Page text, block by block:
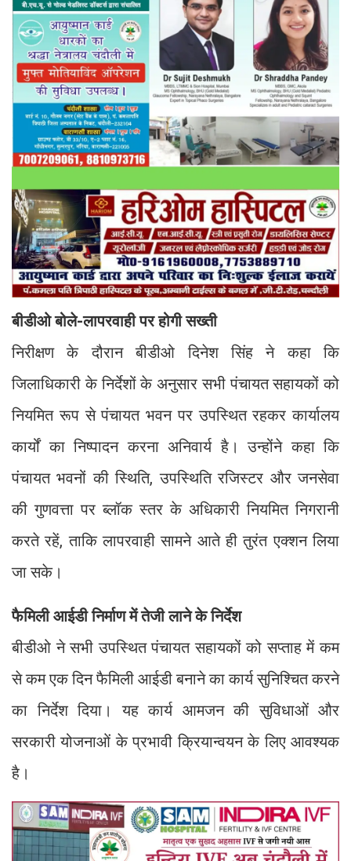
बीडीओ बोले-लापरवाही पर होगी सख्ती
निरीक्षण के दौरान बीडीओ दिनेश सिंह ने कहा कि
जिलाधिकारी के निर्देशों के अनुसार सभी पंचायत सहायकों को
नियमित रूप से पंचायत भवन पर उपस्थित रहकर कार्यालय
कार्यों का निष्पादन करना अनिवार्य है। उन्होंने कहा कि
पंचायत भवनों की स्थिति, उपस्थिति रजिस्टर और जनसेवा
की गुणवत्ता पर ब्लॉक स्तर के अधिकारी नियमित निगरानी
करते रहें, ताकि लापरवाही सामने आते ही तुरंत एक्शन लिया
जा सके।
फैमिली आईडी निर्माण में तेजी लाने के निर्देश
बीडीओ ने सभी उपस्थित पंचायत सहायकों को सप्ताह में कम
से कम एक दिन फैमिली आईडी बनाने का कार्य सुनिश्चित करने
का निर्देश दिया। यह कार्य आमजन की सुविधाओं और
सरकारी योजनाओं के प्रभावी क्रियान्वयन के लिए आवश्यक
है।